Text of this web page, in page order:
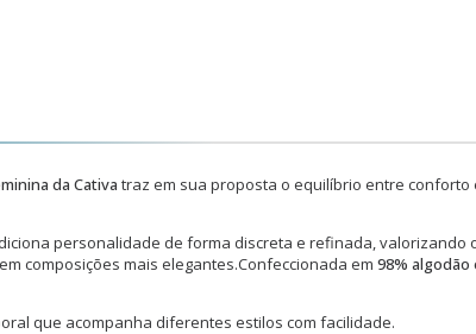
da Cativa traz em sua proposta o equilíbrio entre
personalidade de forma discreta e refinada, valorizando
composições mais elegantes.Confeccionada em 98% algodão
que acompanha diferentes estilos com facilidade.